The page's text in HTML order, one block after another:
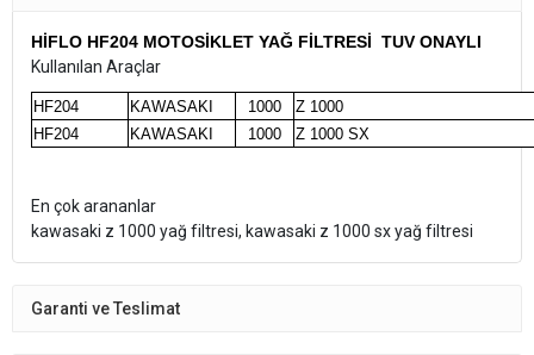
HİFLO HF204 MOTOSİKLET YAĞ FİLTRESİ TUV ONAYLI
Kullanılan Araçlar
HF204 KAWASAKI 1000
Z 1000
HF204
KAWASAKI 1000 Z 1000 SX
En çok arananlar
kawasaki z 1000 yağ filtresi, kawasaki z 1000 sx yağ filtresi
Garanti ve Teslimat